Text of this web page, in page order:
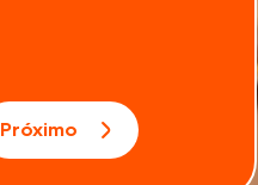
Próximo